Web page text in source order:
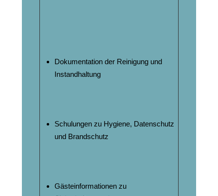
Dokumentation der Reinigung und
Instandhaltung
Schulungen zu Hygiene, Datenschutz
und Brandschutz
Gästeinformationen zu